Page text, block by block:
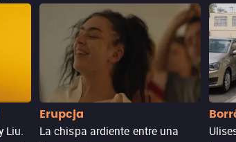
Liu.
Erupcja
La chispa ardiente entre una